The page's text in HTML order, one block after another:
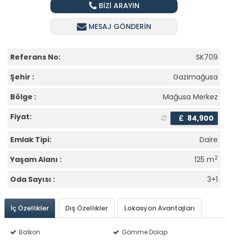
BİZİ ARAYIN
MESAJ GÖNDERİN
Referans No:
SK709
Şehir :
Gazimağusa
Bölge :
Mağusa Merkez
Fiyat:
£ 84,900
Emlak Tipi:
Daire
Yaşam Alanı :
125 m2
Oda Sayısı : 3+1
İç Özellikler Dış Özellikler Lokasyon Avantajları
Balkon
Gömme Dolap